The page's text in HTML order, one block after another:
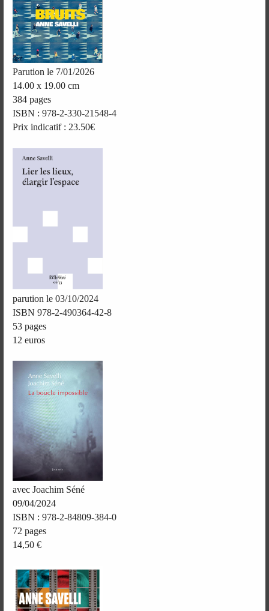
Parution le 7/01/2026
14.00 x 19.00 cm
384 pages
ISBN : 978-2-330-21548-4
Prix indicatif : 23.50€
parution le 03/10/2024
ISBN 978-2-490364-42-8
53 pages
12 euros
avec Joachim Séné
09/04/2024
ISBN : 978-2-84809-384-0
72 pages
14,50 €